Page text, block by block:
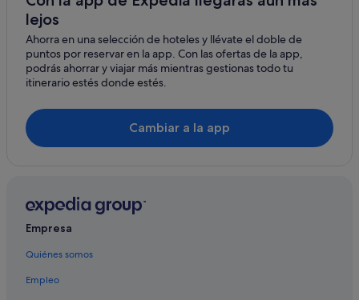
Montemerano hoteles
Alberese hoteles
Talamone hoteles
Casas en árboles en Grosseto
Hoteles cerca de Abadía de San Rabano
Scansano
Hoteles de 5 estrellas en Saturnia
lejos
Ahorra en una selección de hoteles y llévate el doble de
puntos por reservar en la app. Con las ofertas de la app,
podrás ahorrar y viajar más mientras gestionas todo tu
itinerario estés donde estés.
Cambiar a la app
Empresa
Quiénes somos
Empleo